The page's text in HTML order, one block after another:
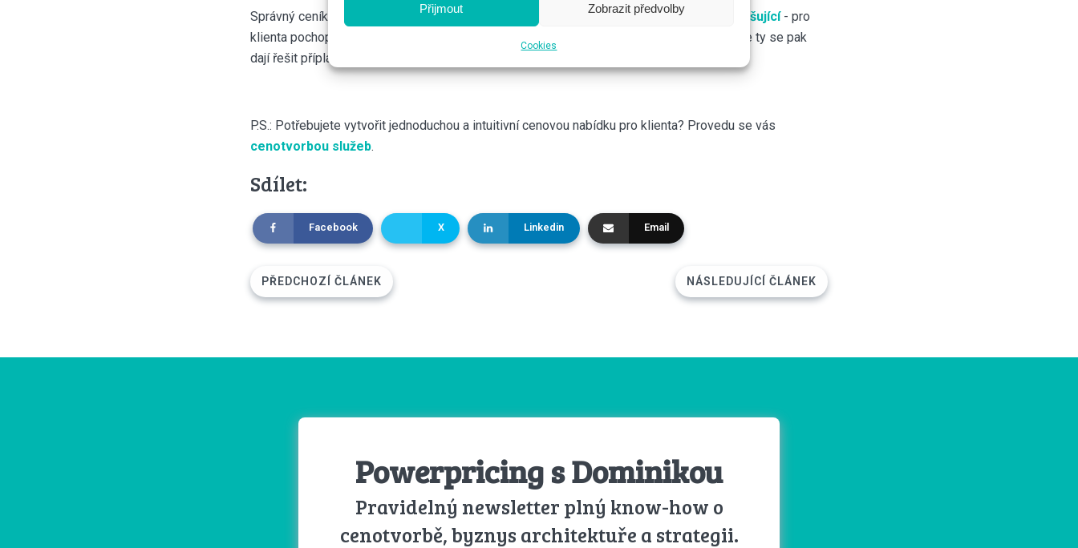
Přijmout Zobrazit předvolby
Cookies
Správný ceník prostě nemá 60 řádků, protože to klienta zahltí. Správnýceník je zjednodušující- pro
klienta pochopitelný na první dobrou. A to i když se tam nevlezou všechny nuance, protože ty se pak
dají řešit příplatkami.
P.S.: Potřebujete vytvořit jednoduchou a intuitivní cenovou nabídku pro klienta? Provedu se vás
cenotvorbou služeb.
Sdílet:
X
Facebook Email
Linkedin
PŘEDCHOZÍ ČLÁNEK NÁSLEDUJÍCÍ ČLÁNEK
Powerpricing s Dominikou
Pravidelný newsletter plný know-how o
cenotvorbě, byznys architektuře a strategii.